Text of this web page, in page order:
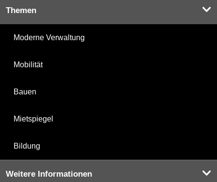
Themen
Moderne Verwaltung
Mobilität
Bauen
Mietspiegel
Bildung
Weitere Informationen